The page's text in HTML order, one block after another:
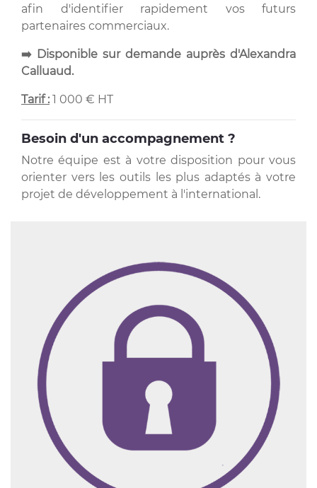
afin d'identifier rapidement vos futurs
partenaires commerciaux.
➡️ Disponible sur demande auprès d'Alexandra
Calluaud.
Tarif : 1 000 € HT
Besoin d'un accompagnement ?
Notre équipe est à votre disposition pour vous
orienter vers les outils les plus adaptés à votre
projet de développement à l'international.